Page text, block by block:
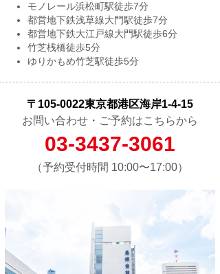
モノレール浜松町駅徒歩7分
都営地下鉄浅草線大門駅徒歩7分
都営地下鉄大江戸線大門駅徒歩6分
竹芝桟橋徒歩5分
ゆりかもめ竹芝駅徒歩5分
〒105-0022東京都港区海岸1-4-15
お問い合わせ・ご予約はこちらから
03-3437-3061
（予約受付時間 10:00〜17:00）